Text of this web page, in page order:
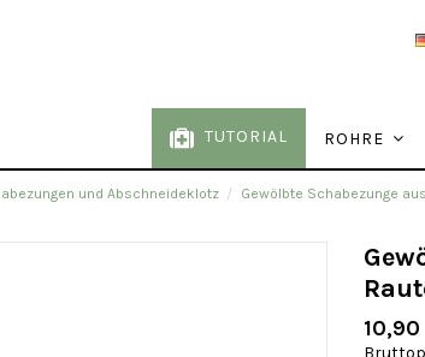
TUTORIAL ROHRE
und Abschneideklotz Gewölbte Schabezunge
10,90